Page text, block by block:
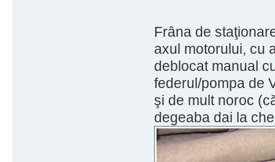
Frâna de
axul motorului, cu
deblocat manual
federul/pompa de
şi de mult noroc
degeaba dai la